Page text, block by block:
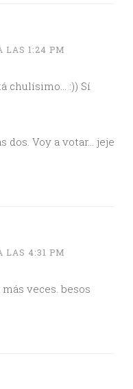
LAS 1:24 PM
chulísimo… :)) Sí
dos. Voy a votar… jeje
LAS 4:31 PM
veces. besos